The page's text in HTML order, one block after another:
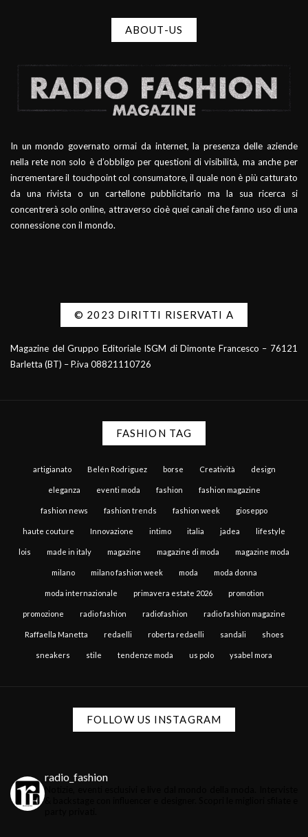
ABOUT-US
In un mondo governato ormai da internet, la presenza delle aziende
nella rete non solo è d’obbligo per questioni di visibilità, ma anche per
incrementare il touchpoint col consumatore, il quale non è più catturato
da una rivista o un cartellone pubblicitario ma la sua ricerca si
concentrerà solo online, attraverso cioè quei canali che fanno uso di una
connessione con il mondo.
© 2023 DIRITTI RISERVATI A
Magazine del Gruppo Editoriale ISGM di Dimonte Francesco – 76121
Barletta (BT) – P.iva 08821110726
FASHION TAG
artigianato Belén Rodriguez borse Creatività design
eleganza eventi moda fashion fashion magazine
fashion news fashion trends fashion week gioseppo
haute couture Innovazione intimo italia jadea lifestyle
lois made in italy magazine magazine di moda magazine moda
milano milano fashion week moda moda donna
moda internazionale primavera estate 2026 promotion
promozione radio fashion radiofashion radio fashion magazine
Raffaella Manetta redaelli roberta redaelli sandali shoes
sneakers stile tendenze moda us polo ysabel mora
FOLLOW US INSTAGRAM
radio_fashion